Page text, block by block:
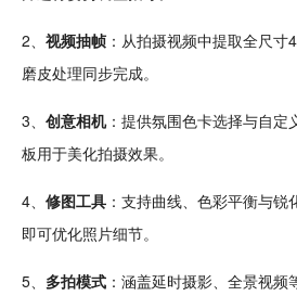
2、 视频抽帧 ：从拍摄视频中提取全尺寸
磨皮处理同步完成。
3、 创意相机：提供氛围色卡选择与自定
板用于美化拍摄效果。
4、 修图工具 ：支持曲线、色彩平衡与锐
即可优化照片细节。
5、 多拍模式 ：涵盖延时摄影、全景视